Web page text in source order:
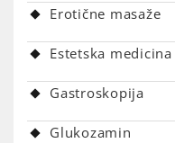
Erotične masaže
Estetska medicina
Gastroskopija
Glukozamin